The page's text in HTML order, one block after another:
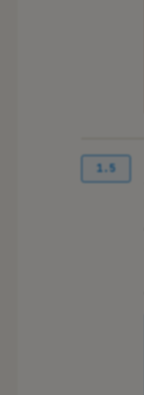
1.5